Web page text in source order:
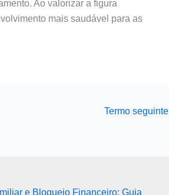
Ao valorizar a figura
mais saudável para as
Termo seguinte
e Bloqueio Financeiro: Guia